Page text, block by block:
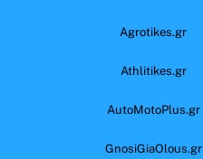
Agrotikes.gr
Athlitikes.gr
AutoMotoPlus.gr
GnosiGiaOlous.gr